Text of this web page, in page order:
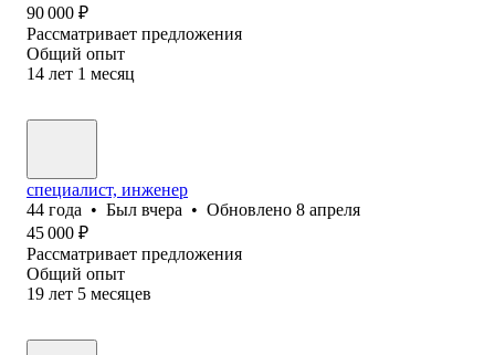
90 000 ₽
Рассматривает предложения
Общий опыт
14 лет 1 месяц
специалист, инженер
44 года • Был вчера • Обновлено 8 апреля
45 000 ₽
Рассматривает предложения
Общий опыт
19 лет 5 месяцев